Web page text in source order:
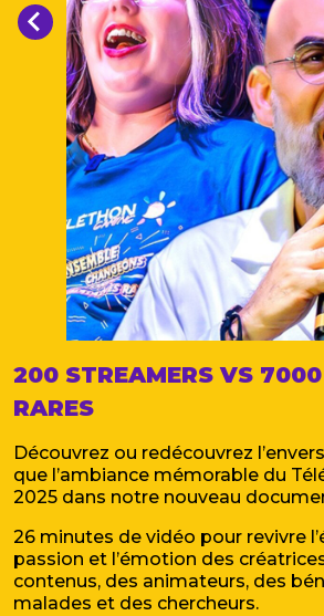
200 STREAMERS VS
RARES
Découvrez ou redécouvrez
que l’ambiance mémorable du
2025 dans notre nouveau
26 minutes de vidéo pour revivre
passion et l’émotion des
contenus, des animateurs, des
malades et des chercheurs.